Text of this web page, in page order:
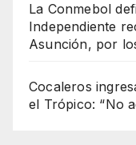
La Conmebol
Independiente
Asunción, por
Cocaleros
el Trópico: “No